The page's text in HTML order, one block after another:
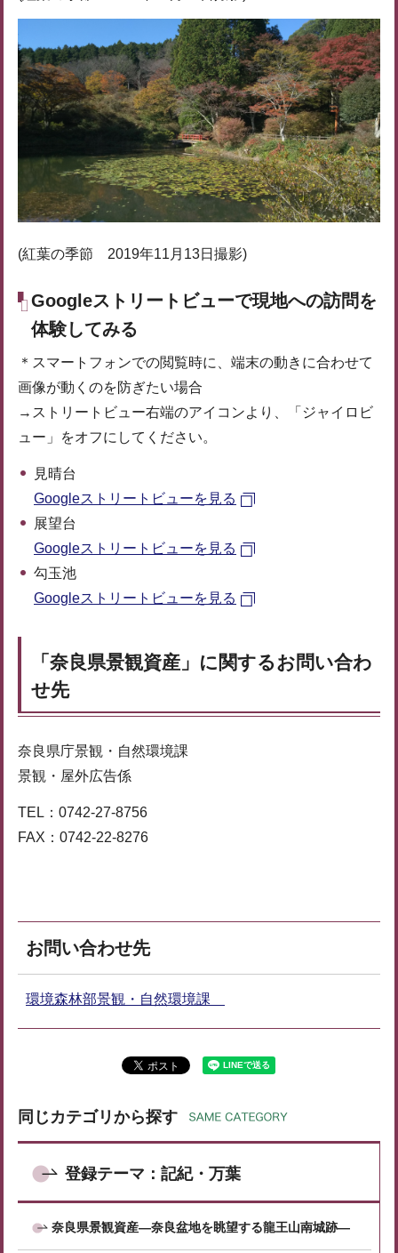
(紅葉の季節 2019年11月13日撮影)
Googleストリートビューで現地への訪問を
体験してみる
＊スマートフォンでの閲覧時に、端末の動きに合わせて
画像が動くのを防ぎたい場合
→ストリートビュー右端のアイコンより、「ジャイロビ
ュー」をオフにしてください。
見晴台
Googleストリートビューを見る
展望台
Googleストリートビューを見る
勾玉池
Googleストリートビューを見る
「奈良県景観資産」に関するお問い合わ
せ先
奈良県庁景観・自然環境課
景観・屋外広告係
TEL：0742-27-8756
FAX：0742-22-8276
お問い合わせ先
環境森林部景観・自然環境課
同じカテゴリから探す
登録テーマ：記紀・万葉
奈良県景観資産―奈良盆地を眺望する龍王山南城跡―